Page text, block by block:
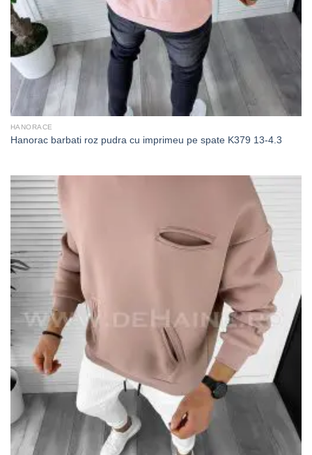
HANORACE
Hanorac barbati roz pudra cu imprimeu pe spate K379 13-4.3